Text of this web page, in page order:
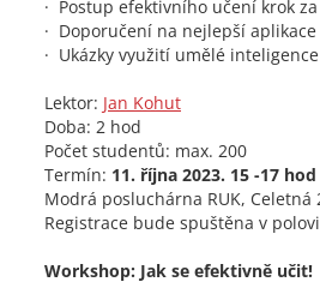
· Postup efektivního učení krok
· Doporučení na nejlepší
· Ukázky využití umělé
Lektor: Jan Kohut
Doba: 2 hod
Počet studentů: max. 200
Termín: 11. října 2023. 15 -17 hod
Modrá posluchárna RUK, Celetná
Registrace bude spuštěna v
Workshop: Jak se efektivně učit!